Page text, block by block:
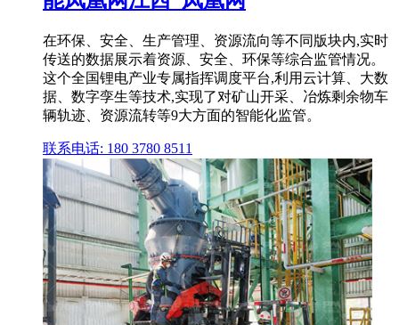
在环保、安全、生产管理、资源流向等不同版块内,实时
传送的数据展示着资源、安全、环保等综合监管情况。
这个全国锂电产业专属指挥调度平台,利用云计算、大数
据、数字孪生等技术,实现了对矿山开采、冶炼剩余物车
辆轨迹、资源流转等9大方面的智能化监管。
联系电话: 180 3780 8511